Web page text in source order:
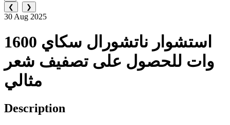
❮ ❯
30 Aug 2025
استشوار ناتشورال سكاي 1600
وات للحصول على تصفيف شعر
مثالي
Description